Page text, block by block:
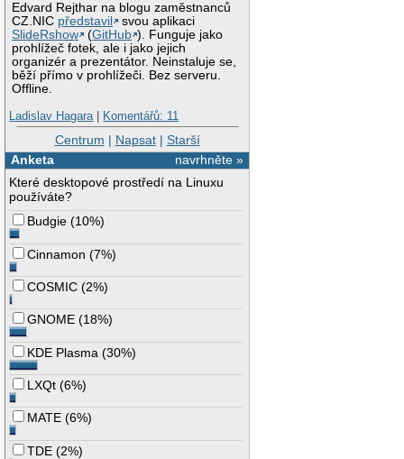
Edvard Rejthar na blogu zaměstnanců
CZ.NIC představil
svou aplikaci
SlideRshow
(GitHub ). Funguje jako
prohlížeč fotek, ale i jako jejich
organizér a prezentátor. Neinstaluje se,
běží přímo v prohlížeči. Bez serveru.
Offline.
Ladislav Hagara| Komentářů: 11
Centrum | Napsat| Starší
navrhněte »
Anketa
Které desktopové prostředí na Linuxu
používáte?
Budgie (10%)
Cinnamon (7%)
COSMIC (2%)
GNOME (18%)
KDE Plasma (30%)
LXQt (6%)
MATE (6%)
TDE (2%)